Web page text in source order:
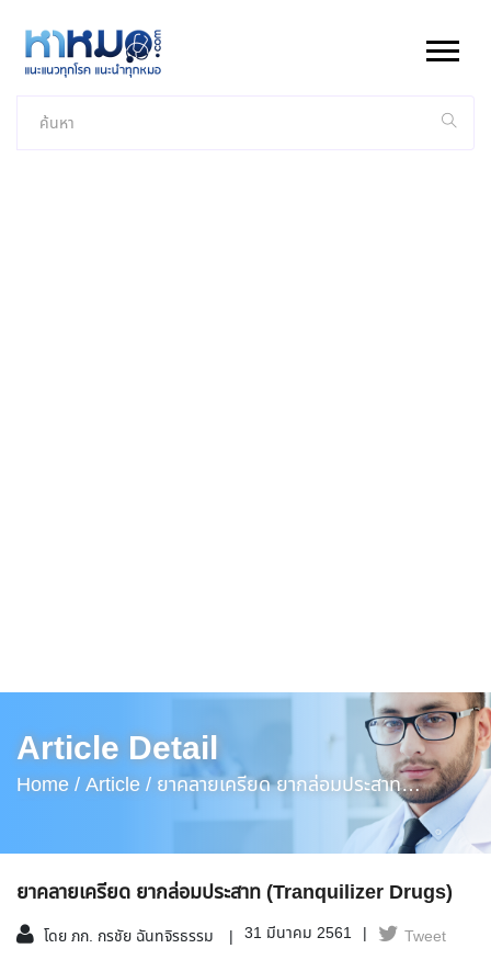
Article Detail
Home /Article / ยาคลายเครียด ยากล่อมประสาท
ยาคลายเครียด ยากล่อมประสาท (Tranquilizer Drugs)
โดย ภก. กรชัย ฉันทจิรธรรม 31 มีนาคม 2561 Tweet